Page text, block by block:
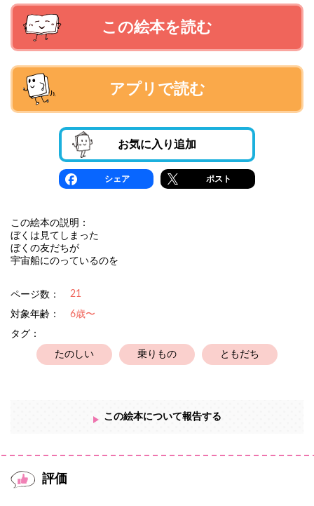
この絵本を読む
アプリで読む
お気に入り追加
シェア ポスト
この絵本の説明：
ぼくは見てしまった
ぼくの友だちが
宇宙船にのっているのを
ページ数： 21
対象年齢：
6歳〜
タグ：
たのしい 乗りもの ともだち
この絵本について報告する
評価